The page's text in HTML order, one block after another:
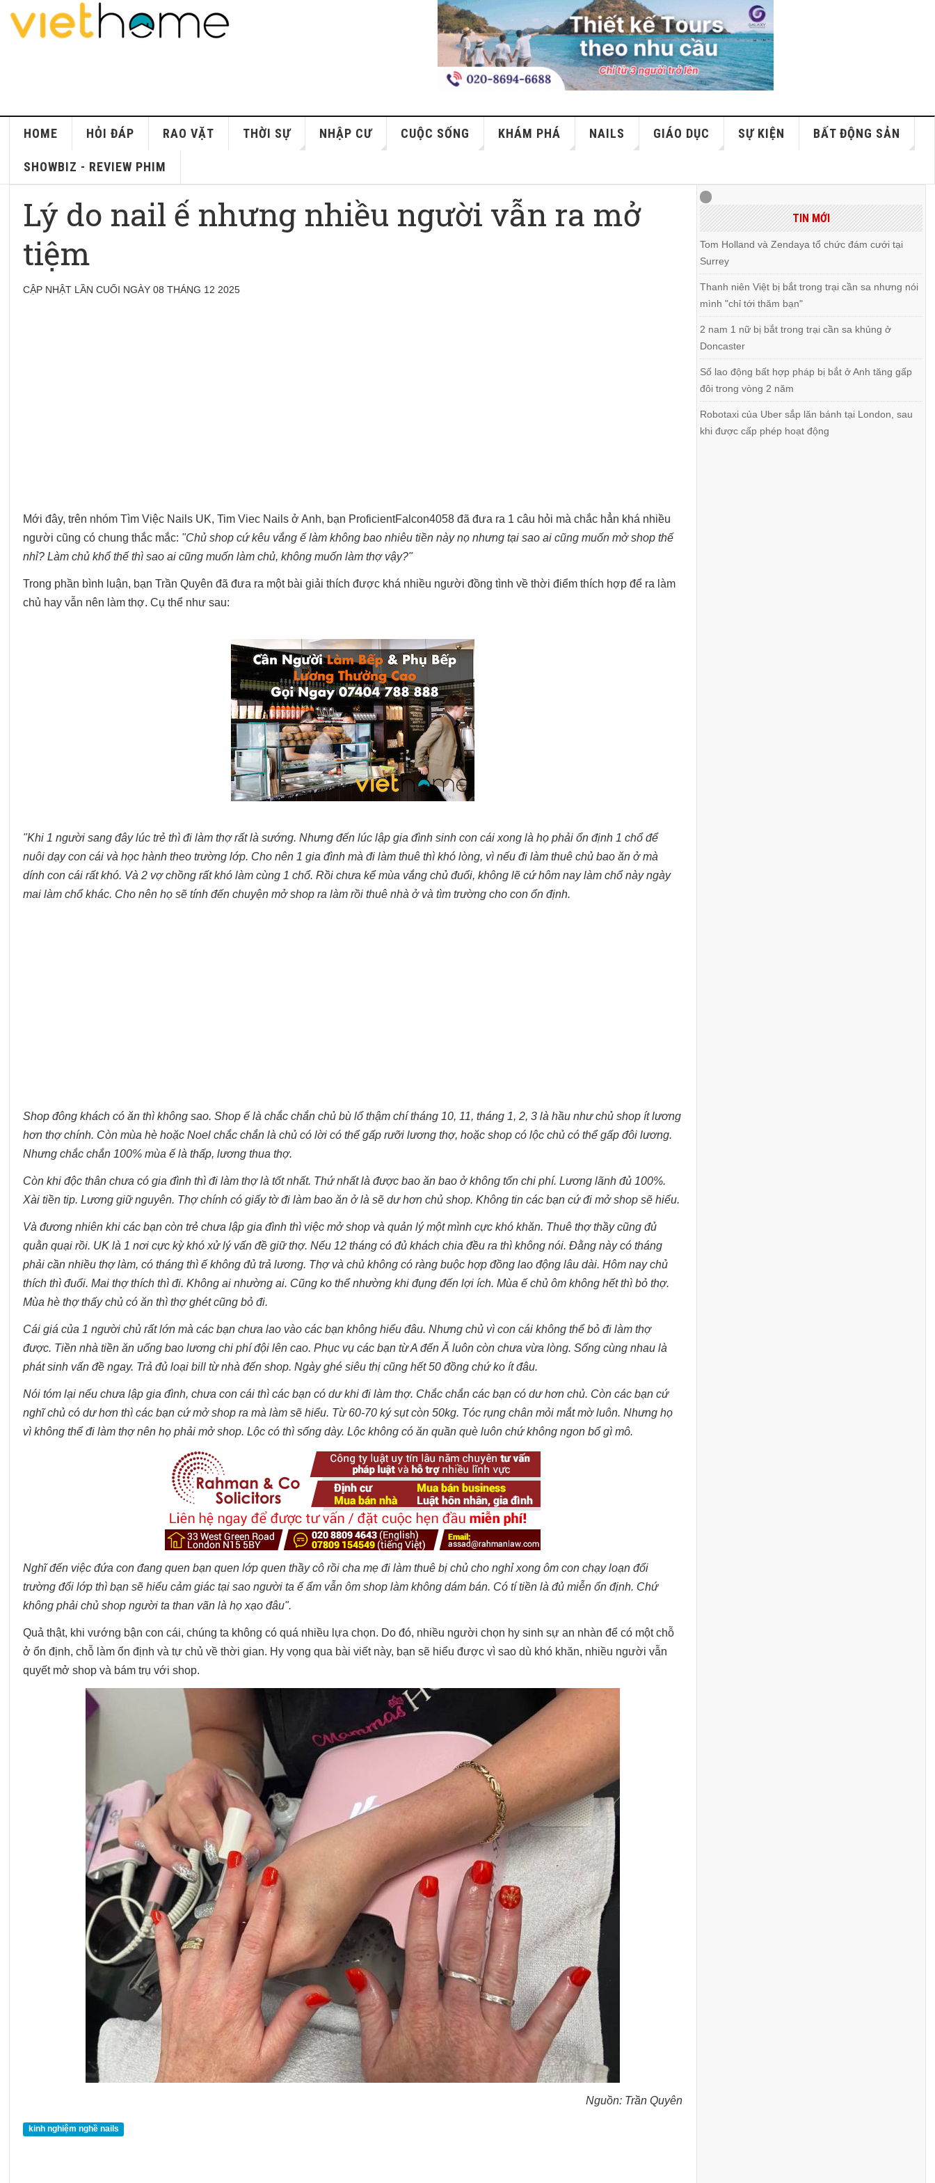
HOME HỎI ĐÁP RAO VẶT THỜI SỰ NHẬP CƯ CUỘC SỐNG KHÁM PHÁ NAILS GIÁO DỤC SỰ KIỆN BẤT ĐỘNG SẢN
SHOWBIZ - REVIEW PHIM
Lý do nail ế nhưng nhiều người vẫn ra mở
tiệm
CẬP NHẬT LẦN CUỐI NGÀY 08 THÁNG 12 2025
Mới đây, trên nhóm Tìm Việc Nails UK, Tim Viec Nails ở Anh, bạn ProficientFalcon4058 đã đưa ra 1 câu hỏi mà chắc hẳn khá nhiều
người cũng có chung thắc mắc: "Chủ shop cứ kêu vắng ế làm không bao nhiêu tiền này nọ nhưng tại sao ai cũng muốn mở shop thế
nhỉ? Làm chủ khổ thế thì sao ai cũng muốn làm chủ, không muốn làm thợ vậy?"
Trong phần bình luận, bạn Trần Quyên đã đưa ra một bài giải thích được khá nhiều người đồng tình về thời điểm thích hợp để ra làm
chủ hay vẫn nên làm thợ. Cụ thể như sau:
"Khi 1 người sang đây lúc trẻ thì đi làm thợ rất là sướng. Nhưng đến lúc lập gia đình sinh con cái xong là họ phải ổn định 1 chổ để
nuôi dạy con cái và học hành theo trường lớp. Cho nên 1 gia đình mà đi làm thuê thì khó lòng, vì nếu đi làm thuê chủ bao ăn ở mà
dính con cái rất khó. Và 2 vợ chồng rất khó làm cùng 1 chổ. Rồi chưa kể mùa vắng chủ đuổi, không lẽ cứ hôm nay làm chổ này ngày
mai làm chổ khác. Cho nên họ sẽ tính đến chuyện mở shop ra làm rồi thuê nhà ở và tìm trường cho con ổn định.
Shop đông khách có ăn thì không sao. Shop ế là chắc chắn chủ bù lổ thậm chí tháng 10, 11, tháng 1, 2, 3 là hầu như chủ shop ít lương
hơn thợ chính. Còn mùa hè hoặc Noel chắc chắn là chủ có lời có thể gấp rưỡi lương thợ, hoặc shop có lộc chủ có thể gấp đôi lương.
Nhưng chắc chắn 100% mùa ế là thấp, lương thua thợ.
Còn khi độc thân chưa có gia đình thì đi làm thợ là tốt nhất. Thứ nhất là được bao ăn bao ở không tốn chi phí. Lương lãnh đủ 100%.
Xài tiền tip. Lương giữ nguyên. Thợ chính có giấy tờ đi làm bao ăn ở là sẽ dư hơn chủ shop. Không tin các bạn cứ đi mở shop sẽ hiểu.
Và đương nhiên khi các bạn còn trẻ chưa lập gia đình thì việc mở shop và quản lý một mình cực khó khăn. Thuê thợ thầy cũng đủ
quằn quại rồi. UK là 1 nơi cực kỳ khó xử lý vấn đề giữ thợ. Nếu 12 tháng có đủ khách chia đều ra thì không nói. Đằng này có tháng
phải cần nhiều thợ làm, có tháng thì ế không đủ trả lương. Thợ và chủ không có ràng buộc hợp đồng lao động lâu dài. Hôm nay chủ
thích thì đuổi. Mai thợ thích thì đi. Không ai nhường ai. Cũng ko thể nhường khi đụng đến lợi ích. Mùa ế chủ ôm không hết thì bỏ thợ.
Mùa hè thợ thấy chủ có ăn thì thợ ghét cũng bỏ đi.
Cái giá của 1 người chủ rất lớn mà các bạn chưa lao vào các bạn không hiểu đâu. Nhưng chủ vì con cái không thể bỏ đi làm thợ
được. Tiền nhà tiền ăn uống bao lương chi phí đội lên cao. Phục vụ các bạn từ A đến Ă luôn còn chưa vừa lòng. Sống cùng nhau là
phát sinh vấn đề ngay. Trả đủ loại bill từ nhà đến shop. Ngày ghé siêu thị cũng hết 50 đồng chứ ko ít đâu.
Nói tóm lại nếu chưa lập gia đình, chưa con cái thì các bạn có dư khi đi làm thợ. Chắc chắn các bạn có dư hơn chủ. Còn các bạn cứ
nghĩ chủ có dư hơn thì các bạn cứ mở shop ra mà làm sẽ hiểu. Từ 60-70 ký sụt còn 50kg. Tóc rụng chân mỏi mắt mờ luôn. Nhưng họ
vì không thể đi làm thợ nên họ phải mở shop. Lộc có thì sống dày. Lộc không có ăn quần què luôn chứ không ngon bổ gì mô.
Nghĩ đến việc đứa con đang quen bạn quen lớp quen thầy cô rồi cha mẹ đi làm thuê bị chủ cho nghỉ xong ôm con chạy loạn đổi
trường đổi lớp thì bạn sẽ hiểu cảm giác tại sao người ta ế ẩm vẫn ôm shop làm không dám bán. Có tí tiền là đủ miễn ổn định. Chứ
không phải chủ shop người ta than vãn là họ xạo đâu".
Quả thật, khi vướng bận con cái, chúng ta không có quá nhiều lựa chọn. Do đó, nhiều người chọn hy sinh sự an nhàn để có một chỗ
ở ổn định, chỗ làm ổn định và tự chủ về thời gian. Hy vọng qua bài viết này, bạn sẽ hiểu được vì sao dù khó khăn, nhiều người vẫn
quyết mở shop và bám trụ với shop.
Nguồn: Trần Quyên
kinh nghiệm nghề nails
TIN MỚI
Tom Holland và Zendaya tổ chức đám cưới tại
Surrey
Thanh niên Việt bị bắt trong trại cần sa nhưng nói
mình "chỉ tới thăm bạn"
2 nam 1 nữ bị bắt trong trại cần sa khủng ở
Doncaster
Số lao động bất hợp pháp bị bắt ở Anh tăng gấp
đôi trong vòng 2 năm
Robotaxi của Uber sắp lăn bánh tại London, sau
khi được cấp phép hoạt động